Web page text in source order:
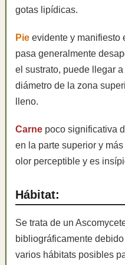
gotas lipídicas.
Pie evidente y manifiesto
pasa generalmente
el sustrato, puede llegar
diámetro de la zona
lleno.
Carne poco significativa
en la parte superior y
olor perceptible y es
Hábitat:
Se trata de un
bibliográficamente
varios hábitats posibles